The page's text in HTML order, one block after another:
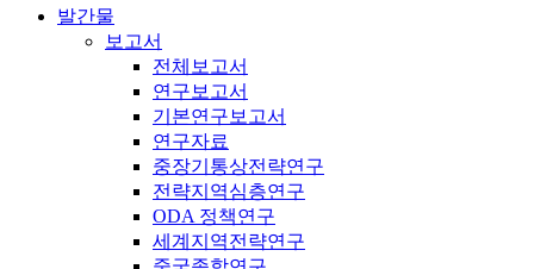
발간물
보고서
전체보고서
연구보고서
기본연구보고서
연구자료
중장기통상전략연구
전략지역심층연구
ODA 정책연구
세계지역전략연구